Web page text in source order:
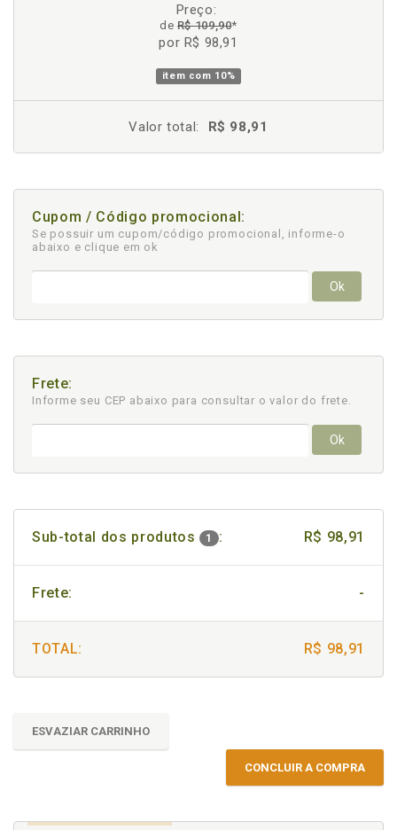
Preço:
deR$ 109,90*
por R$ 98,91
item com 10%
Valor total: R$ 98,91
Cupom / Código promocional:
Se possuir um cupom/código promocional, informe-o
abaixo e clique em ok
Ok
Frete:
Informe seu CEP abaixo para consultar o valor do frete.
Ok
Sub-total dos produtos 1 : R$ 98,91
Frete: -
TOTAL: R$ 98,91
ESVAZIAR CARRINHO
CONCLUIR A COMPRA